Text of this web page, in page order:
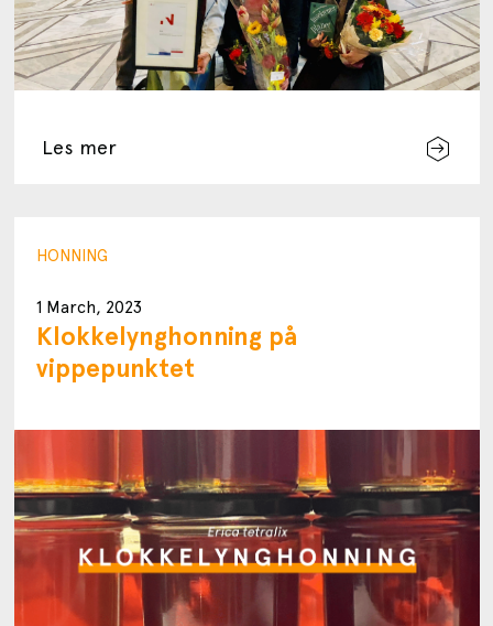
Les mer
HONNING
1 March, 2023
Klokkelynghonning på
vippepunktet